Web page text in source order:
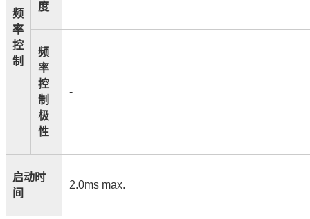
频
率
控
制
度
频
率
控
制
极
性
-
启动时
间
2.0ms max.